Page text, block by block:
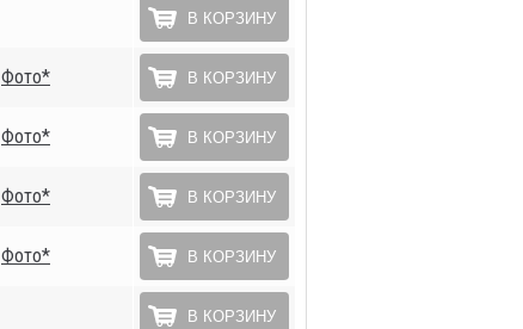
В КОРЗИНУ
Фото* В КОРЗИНУ
Фото* В КОРЗИНУ
Фото* В КОРЗИНУ
Фото* В КОРЗИНУ
В КОРЗИНУ